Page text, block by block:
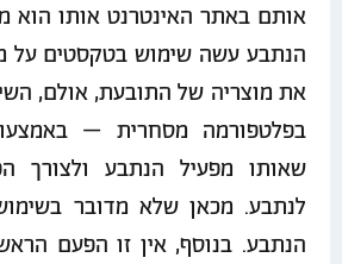
אותם באתר האינטרנט אותו הוא
הנתבע עשה שימוש בטקסטים על
את מוצריה של התובעת, אולם,
בפלטפורמה מסחרית –
שאותו מפעיל הנתבע ולצורך
לנתבע. מכאן שלא מדובר
הנתבע. בנוסף, אין זו הפעם